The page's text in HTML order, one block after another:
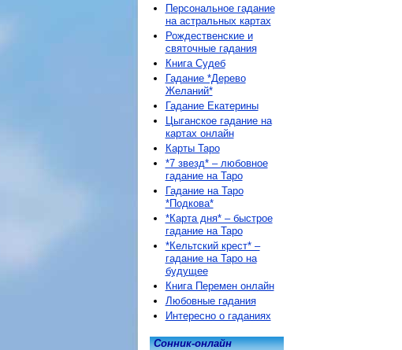
Персональное гадание
на астральных картах
Рождественские и
святочные гадания
Книга Судеб
Гадание *Дерево
Желаний*
Гадание Екатерины
Цыганское гадание на
картах онлайн
Карты Таро
*7 звезд* – любовное
гадание на Таро
Гадание на Таро
*Подкова*
*Карта дня* – быстрое
гадание на Таро
*Кельтский крест* –
гадание на Таро на
будущее
Книга Перемен онлайн
Любовные гадания
Интересно о гаданиях
Сонник-онлайн